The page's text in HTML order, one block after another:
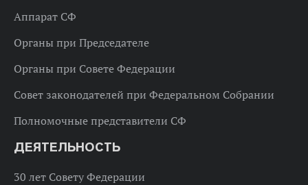
Аппарат СФ
Органы при Председателе
Органы при Совете Федерации
Совет законодателей при Федеральном Собрании
Полномочные представители СФ
ДЕЯТЕЛЬНОСТЬ
30 лет Совету Федерации